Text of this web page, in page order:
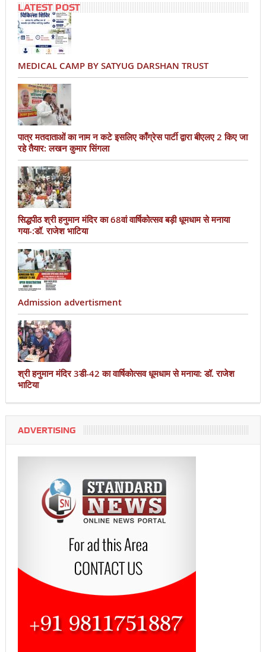
LATEST POST
MEDICAL CAMP BY SATYUG DARSHAN TRUST
पात्र मतदाताओं का नाम न कटे इसलिए काँग्रेस पार्टी द्वारा बीएलए 2 किए जा
रहे तैयार: लखन कुमार सिंगला
सिद्धपीठ श्री हनुमान मंदिर का 68वां वार्षिकोत्सव बड़ी धूमधाम से मनाया
गया-:डॉ. राजेश भाटिया
Admission advertisment
श्री हनुमान मंदिर 3डी-42 का वार्षिकोत्सव धूमधाम से मनाया: डॉ. राजेश
भाटिया
ADVERTISING